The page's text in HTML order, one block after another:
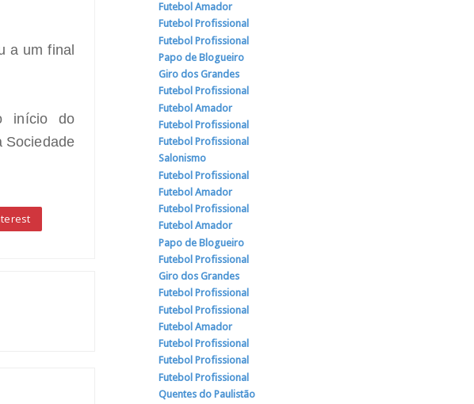
a um final
início do
Sociedade
Futebol Amador
Futebol Profissional
Futebol Profissional
Papo de Blogueiro
Giro dos Grandes
Futebol Profissional
Futebol Amador
Futebol Profissional
Futebol Profissional
Salonismo
Futebol Profissional
Futebol Amador
Futebol Profissional
Futebol Amador
Papo de Blogueiro
Futebol Profissional
Giro dos Grandes
Futebol Profissional
Futebol Profissional
Futebol Amador
Futebol Profissional
Futebol Profissional
Futebol Profissional
Quentes do Paulistão